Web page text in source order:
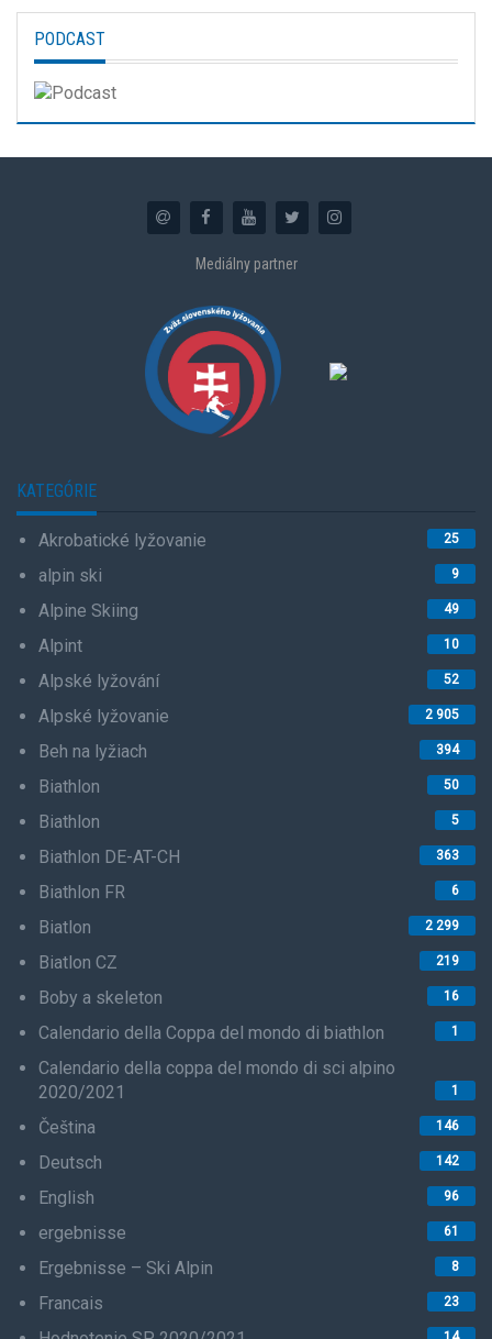
PODCAST
Mediálny partner
KATEGÓRIE
Akrobatické lyžovanie 25
alpin ski 9
Alpine Skiing 49
Alpint 10
Alpské lyžování 52
Alpské lyžovanie 2 905
Beh na lyžiach 394
Biathlon 50
Biathlon 5
Biathlon DE-AT-CH 363
Biathlon FR 6
Biatlon 2 299
Biatlon CZ 219
Boby a skeleton 16
Calendario della Coppa del mondo di biathlon 1
Calendario della coppa del mondo di sci alpino
2020/2021
1
Čeština 146
Deutsch 142
English 96
ergebnisse 61
Ergebnisse – Ski Alpin 8
Francais 23